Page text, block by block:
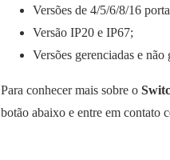
Versões de 4/5/6/8/16
Versão IP20 e IP67;
Versões gerenciadas e não
Para conhecer mais sobre o
botão abaixo e entre em contato